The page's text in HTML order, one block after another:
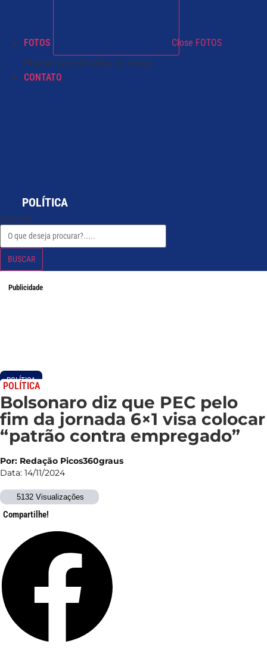
FOTOS Close FOTOS
Please select listing to show.
CONTATO
POLÍTICA
Search
BUSCAR
Publicidade
POLÍTICA
POLÍTICA
Bolsonaro diz que PEC pelo
fim da jornada 6×1 visa colocar
“patrão contra empregado”
Por: Redação Picos360graus
Data: 14/11/2024
5132 Visualizações
Compartilhe!